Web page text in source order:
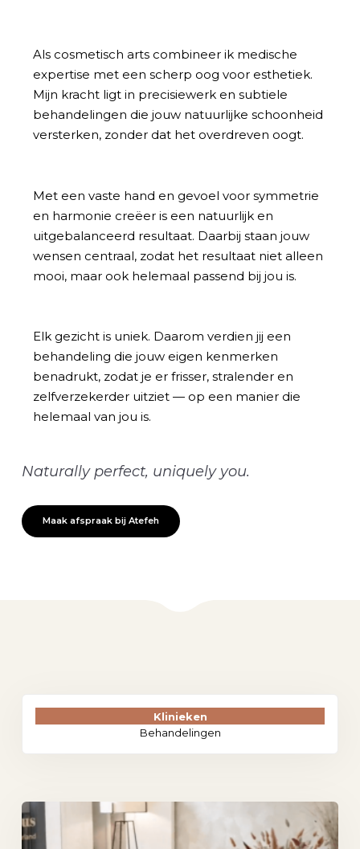
Als cosmetisch arts combineer ik medische
expertise met een scherp oog voor esthetiek.
Mijn kracht ligt in precisiewerk en subtiele
behandelingen die jouw natuurlijke schoonheid
versterken, zonder dat het overdreven oogt.
Met een vaste hand en gevoel voor symmetrie
en harmonie creëer is een natuurlijk en
uitgebalanceerd resultaat. Daarbij staan jouw
wensen centraal, zodat het resultaat niet alleen
mooi, maar ook helemaal passend bij jou is.
Elk gezicht is uniek. Daarom verdien jij een
behandeling die jouw eigen kenmerken
benadrukt, zodat je er frisser, stralender en
zelfverzekerder uitziet — op een manier die
helemaal van jou is.
Naturally perfect, uniquely you.
Maak afspraak bij Atefeh
Klinieken
Behandelingen